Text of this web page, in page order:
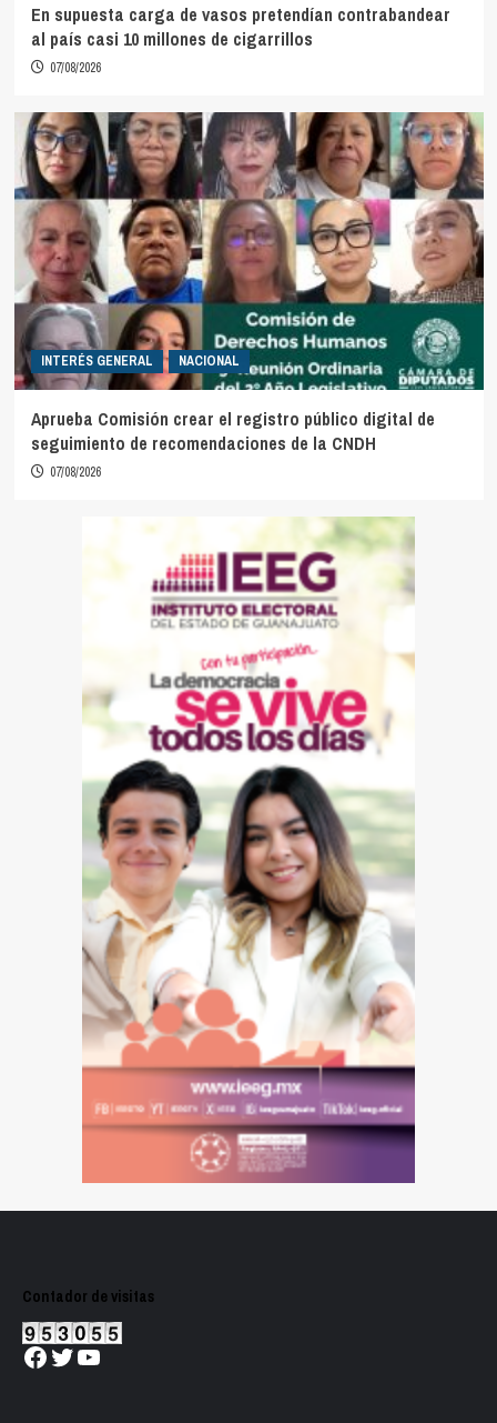
En supuesta carga de vasos pretendían contrabandear
al país casi 10 millones de cigarrillos
07/08/2026
INTERÉS GENERAL NACIONAL
Aprueba Comisión crear el registro público digital de
seguimiento de recomendaciones de la CNDH
07/08/2026
Contador de visitas
Facebook
Twitter
YouTube